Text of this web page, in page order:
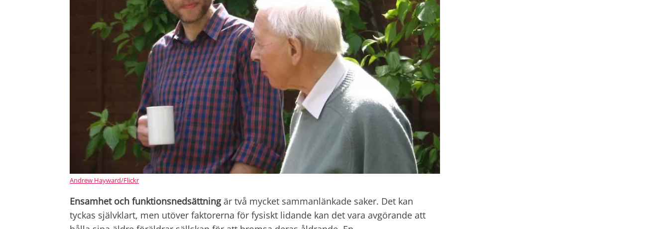
Andrew Hayward/Flickr
Ensamhet och funktionsnedsättningär två mycket sammanlänkade saker. Det kan
tyckas självklart, men utöver faktorerna för fysiskt lidande kan det vara avgörande att